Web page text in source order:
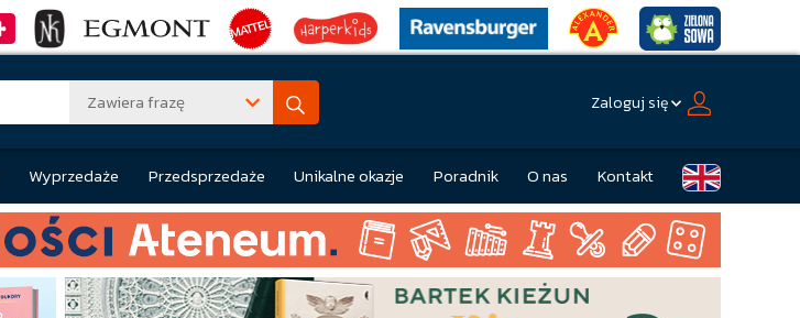
Zawiera frazę Zaloguj się
Wyprzedaże Przedsprzedaże Unikalne okazje Poradnik O nas Kontakt